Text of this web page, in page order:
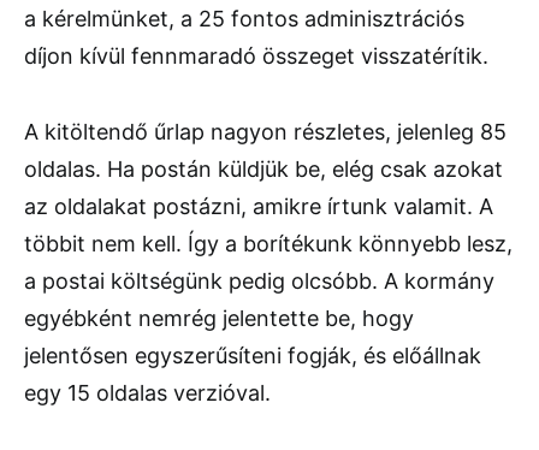
a kérelmünket, a 25 fontos adminisztrációs
díjon kívül fennmaradó összeget visszatérítik.
A kitöltendő űrlap nagyon részletes, jelenleg 85
oldalas. Ha postán küldjük be, elég csak azokat
az oldalakat postázni, amikre írtunk valamit. A
többit nem kell. Így a borítékunk könnyebb lesz,
a postai költségünk pedig olcsóbb. A kormány
egyébként nemrég jelentette be, hogy
jelentősen egyszerűsíteni fogják, és előállnak
egy 15 oldalas verzióval.